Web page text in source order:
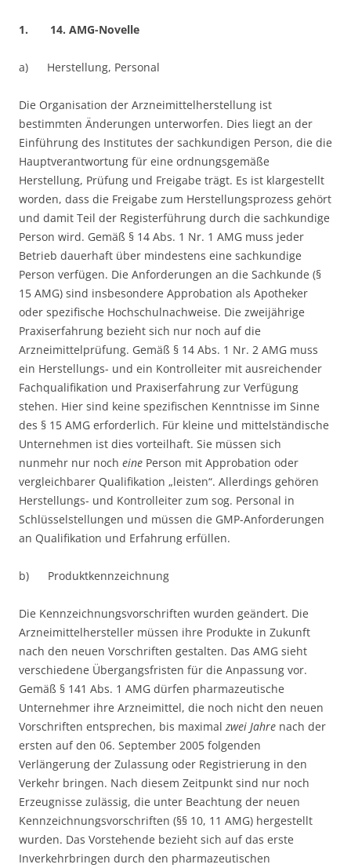
1. 14. AMG-Novelle
a) Herstellung, Personal
Die Organisation der Arzneimittelherstellung ist
bestimmten Änderungen unterworfen. Dies liegt an der
Einführung des Institutes der sachkundigen Person, die die
Hauptverantwortung für eine ordnungsgemäße
Herstellung, Prüfung und Freigabe trägt. Es ist klargestellt
worden, dass die Freigabe zum Herstellungsprozess gehört
und damit Teil der Registerführung durch die sachkundige
Person wird. Gemäß § 14 Abs. 1 Nr. 1 AMG muss jeder
Betrieb dauerhaft über mindestens eine sachkundige
Person verfügen. Die Anforderungen an die Sachkunde (§
15 AMG) sind insbesondere Approbation als Apotheker
oder spezifische Hochschulnachweise. Die zweijährige
Praxiserfahrung bezieht sich nur noch auf die
Arzneimittelprüfung. Gemäß § 14 Abs. 1 Nr. 2 AMG muss
ein Herstellungs- und ein Kontrolleiter mit ausreichender
Fachqualifikation und Praxiserfahrung zur Verfügung
stehen. Hier sind keine spezifischen Kenntnisse im Sinne
des § 15 AMG erforderlich. Für kleine und mittelständische
Unternehmen ist dies vorteilhaft. Sie müssen sich
nunmehr nur noch eine Person mit Approbation oder
vergleichbarer Qualifikation „leisten“. Allerdings gehören
Herstellungs- und Kontrolleiter zum sog. Personal in
Schlüsselstellungen und müssen die GMP-Anforderungen
an Qualifikation und Erfahrung erfüllen.
b) Produktkennzeichnung
Die Kennzeichnungsvorschriften wurden geändert. Die
Arzneimittelhersteller müssen ihre Produkte in Zukunft
nach den neuen Vorschriften gestalten. Das AMG sieht
verschiedene Übergangsfristen für die Anpassung vor.
Gemäß § 141 Abs. 1 AMG dürfen pharmazeutische
Unternehmer ihre Arzneimittel, die noch nicht den neuen
Vorschriften entsprechen, bis maximal zwei Jahre nach der
ersten auf den 06. September 2005 folgenden
Verlängerung der Zulassung oder Registrierung in den
Verkehr bringen. Nach diesem Zeitpunkt sind nur noch
Erzeugnisse zulässig, die unter Beachtung der neuen
Kennzeichnungsvorschriften (§§ 10, 11 AMG) hergestellt
wurden. Das Vorstehende bezieht sich auf das erste
Inverkehrbringen durch den pharmazeutischen